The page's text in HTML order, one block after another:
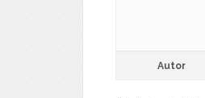
Autor